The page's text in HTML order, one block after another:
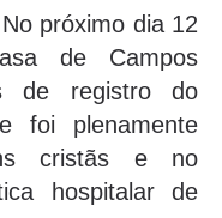
próximo dia 12
de Campos
de registro do
foi plenamente
cristãs e no
hospitalar de